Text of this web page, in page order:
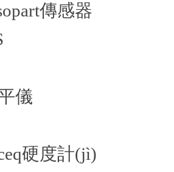
傳感器
儀
硬度計(jì)